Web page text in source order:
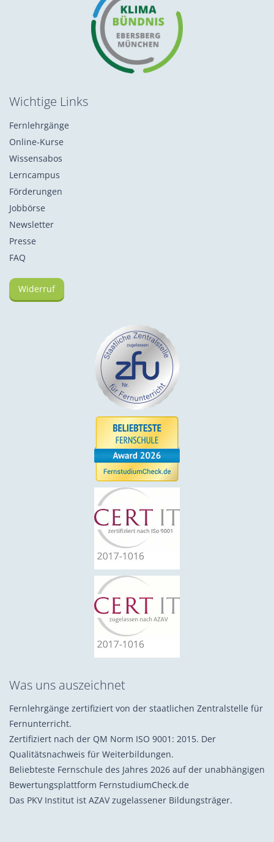
Wichtige Links
Fernlehrgänge
Online-Kurse
Wissensabos
Lerncampus
Förderungen
Jobbörse
Newsletter
Presse
FAQ
Widerruf
Was uns auszeichnet
Fernlehrgänge zertifiziert von der staatlichen Zentralstelle für
Fernunterricht.
Zertifiziert nach der QM Norm ISO 9001: 2015. Der
Qualitätsnachweis für Weiterbildungen.
Beliebteste Fernschule des Jahres 2026 auf der unabhängigen
Bewertungsplattform FernstudiumCheck.de
Das PKV Institut ist AZAV zugelassener Bildungsträger.